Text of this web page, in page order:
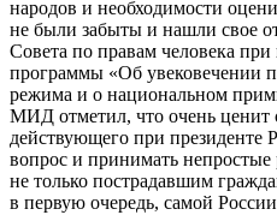
народов и необходимости
не были забыты и нашли свое
Совета по правам человека
программы «Об увековечении
режима и о национальном
МИД отметил, что очень ценит
действующего при президенте
вопрос и принимать
не только пострадавшим
в первую очередь, самой